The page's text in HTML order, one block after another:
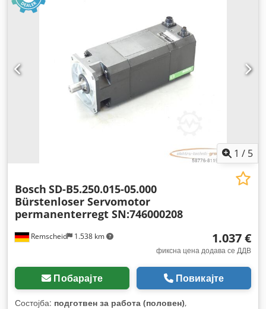
1 / 5
Remscheid 1.538 km
Bosch SD-B5.250.015-05.000
Bürstenloser Servomotor
permanenterregt SN:746000208
1.037 €
фиксна цена додава се ДДВ
Побарајте Повикајте
Состојба: подготвен за работа (половен),